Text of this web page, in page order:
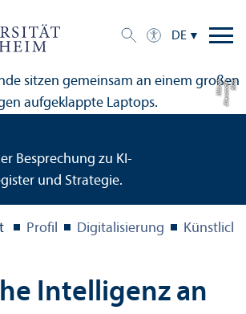
DE
Bil
d:
Al
e
x
a
n
d
e
r
M
ü
n
c
h
Besprechung zu KI-
und Strategie.
Profil Digitalisierung
Intelligenz an